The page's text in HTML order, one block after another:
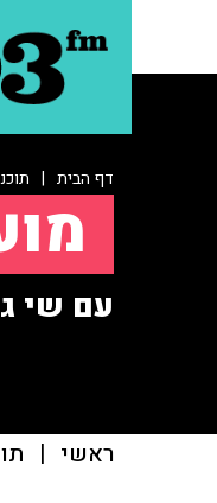
דף הבית |
עם שי
ראשי |